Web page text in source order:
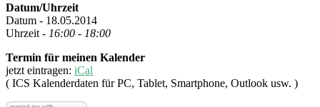
Datum/Uhrzeit
Datum - 18.05.2014
Uhrzeit - 16:00 - 18:00
Termin für meinen Kalender
jetzt eintragen: iCal
( ICS Kalenderdaten für PC, Tablet, Smartphone, Outlook usw. )